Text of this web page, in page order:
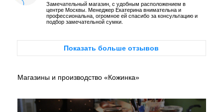
Замечательный магазин, с удобным расположением в
центре Москвы. Менеджер Екатерина внимательна и
профессиональна, огромное ей спасибо за консультацию и
подбор замечательной сумки.
Показать больше отзывов
Магазины и производство «Кожинка»